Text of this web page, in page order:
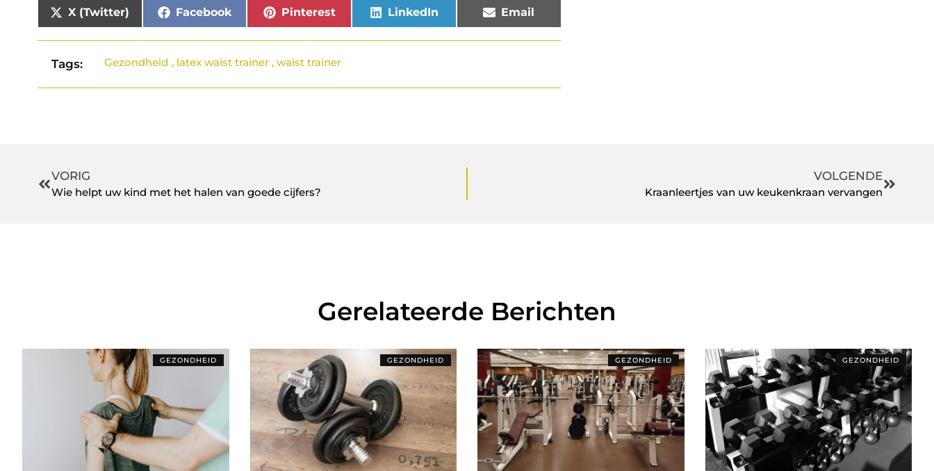
X (Twitter) Facebook Pinterest LinkedIn Email
Tags: Gezondheid , latex waist trainer ,waist trainer
VORIG
Wie helpt uw kind met het halen van goede cijfers?
VOLGENDE
Kraanleertjes van uw keukenkraan vervangen
Gerelateerde Berichten
GEZONDHEID GEZONDHEID GEZONDHEID GEZONDHEID